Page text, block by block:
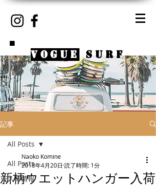
VOGUE SURF
記事
All Posts
入荷情報
All Posts
新柄ウエットハンガー入荷
Naoko Komine
2018年4月20日 読了時間: 1分